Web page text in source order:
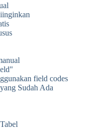
field codes
Sudah Ada